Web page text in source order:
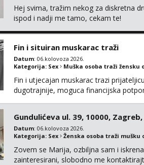
Hej svima, tražim nekog za diskretna
ispod i nadji me tamo, cekam te!
Fin i situiran muskarac traži
Datum: 06.kolovoza 2026.
Kategorija: Sex Muška osoba traži žensku
Fin i utjecajan muskarac trazi
dugotrajnije, moguca financijska
Gundulićeva ul. 39, 10000,
Datum: 06.kolovoza 2026.
Kategorija: Sex Ženska osoba traži mušku
Zovem se Marija, ozbiljna sam i
zainteresirani, slobodno me